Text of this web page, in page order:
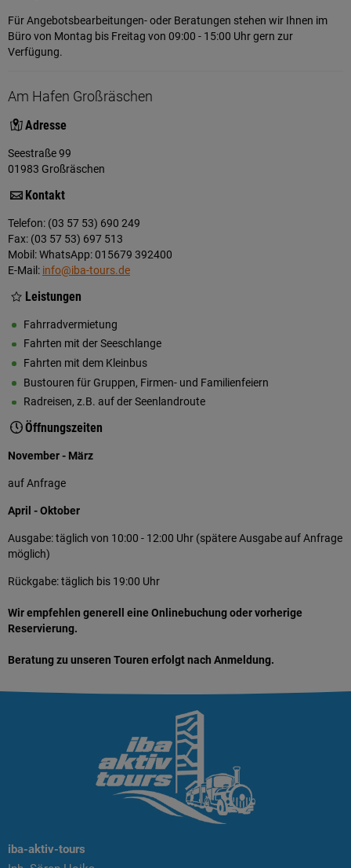
Für Angebotsbearbeitungen- oder Beratungen stehen wir Ihnen im
Büro von Montag bis Freitag von 09:00 - 15:00 Uhr gern zur
Verfügung.
Am Hafen Großräschen
Adresse
Seestraße 99
01983 Großräschen
Kontakt
Telefon: (03 57 53) 690 249
Fax: (03 57 53) 697 513
Mobil: WhatsApp: 015679 392400
E-Mail: info@iba-tours.de
Leistungen
Fahrradvermietung
Fahrten mit der Seeschlange
Fahrten mit dem Kleinbus
Bustouren für Gruppen, Firmen- und Familienfeiern
Radreisen, z.B. auf der Seenlandroute
Öffnungszeiten
November - März
auf Anfrage
April - Oktober
Ausgabe: täglich von 10:00 - 12:00 Uhr (spätere Ausgabe auf Anfrage
möglich)
Rückgabe: täglich bis 19:00 Uhr
Wir empfehlen generell eine Onlinebuchung oder vorherige
Reservierung.
Beratung zu unseren Touren erfolgt nach Anmeldung.
iba-aktiv-tours